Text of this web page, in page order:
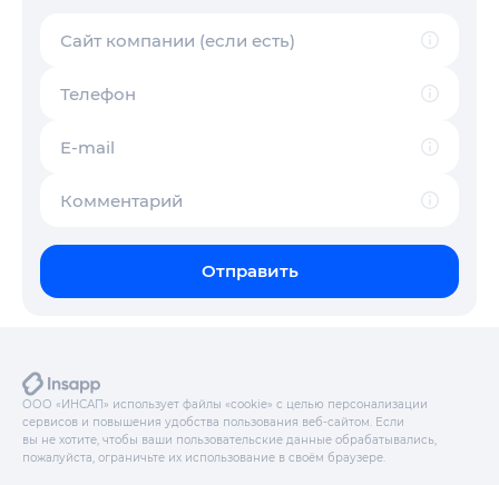
Сайт компании (если есть)
Телефон
E-mail
Комментарий
Отправить
ООО «ИНСАП» использует файлы «cookie» с целью персонализации
сервисов и повышения удобства пользования веб-сайтом. Если
вы не хотите, чтобы ваши пользовательские данные обрабатывались,
пожалуйста, ограничьте их использование в своём браузере.